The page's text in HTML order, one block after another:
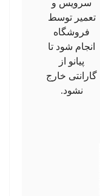
سرویس و
تعمیر توسط
فروشگاه
انجام شود تا
پیانو از
گارانتی خارج
نشود.